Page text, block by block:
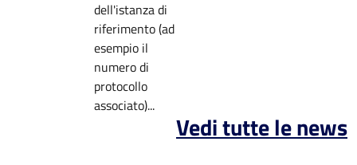
dell'istanza di
riferimento (ad
esempio il
numero di
protocollo
associato)...
Vedi tutte le news